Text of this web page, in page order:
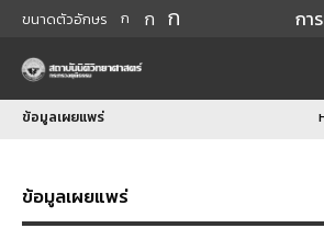
ขนาดตัวอักษร ก ก ก กา
ข้อมูลเผยแพร่
ข้อมูลเผยแพร่